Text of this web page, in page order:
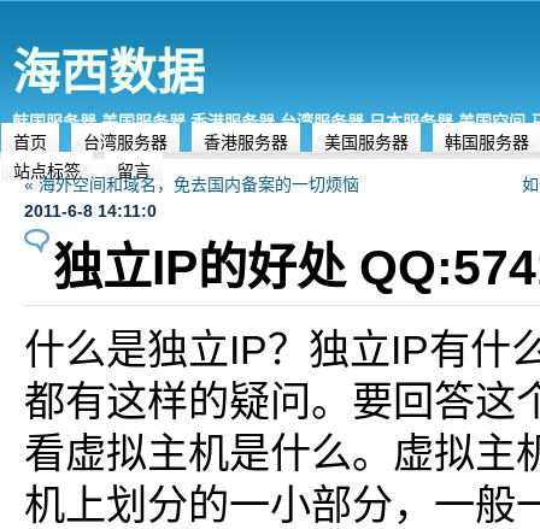
海西数据
韩国服务器,美国服务器,香港服务器,台湾服务器,日本服务器,美国空间
首页
台湾服务器 香港服务器 美国服务器
韩国服务器
站点标签
留言
« 海外空间和域名，免去国内备案的一切烦恼
2011-6-8 14:11:0
独立IP的好处
什么是独立IP？独立IP有什
都有这样的疑问。要回答这
看虚拟主机是什么。虚拟主
机上划分的一小部分，一般